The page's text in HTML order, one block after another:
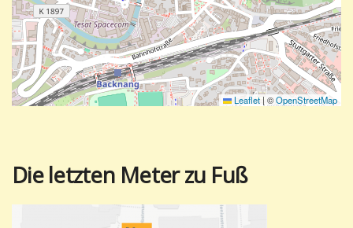
Leaflet | ©OpenStreetMap
Die letzten Meter zu Fuß